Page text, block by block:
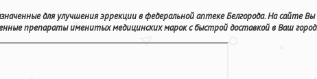
для улучшения эррекции в федеральной аптеке Белгорода. На сайте Вы
препараты именитых медицинских марок с быстрой доставкой в Ваш